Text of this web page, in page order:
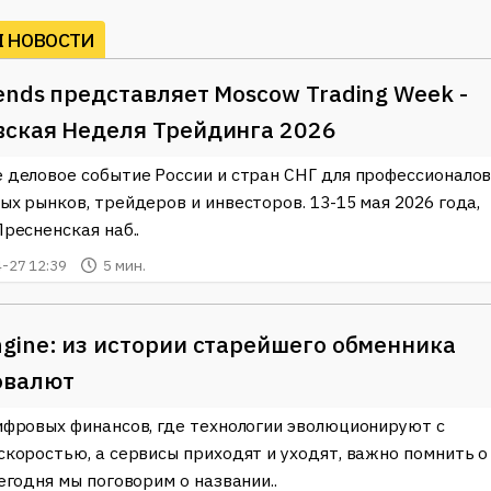
процедуры проверки кредитоспособности, которые
маркет-мейкеры), которые позволяют
смарт-контракты. Пользователи могут подключать свои
что упрощает процесс обмена. Таким образом,
централизованным платформам, где часто
, играют важную роль в экосистеме DeFi. Ethereum, как
предоставляет разработчикам возможность создавать
сокращать комиссии за торговлю.
для стейкинга и фарминга, что позволяет им
временно блокируют свои активы на
токенов. Такой подход стал особенно
доходность своих активов.
НОВОСТИ
представляет Moscow Trading Week -
Неделя Трейдинга 2026
событие России и стран СНГ для профессионалов
рынков, трейдеров и инвесторов. 13-15 мая 2026 года,
наб..
27 12:39 5 мин.
из истории старейшего обменника
финансов, где технологии эволюционируют с
а сервисы приходят и уходят, важно помнить о
мы поговорим о названии..